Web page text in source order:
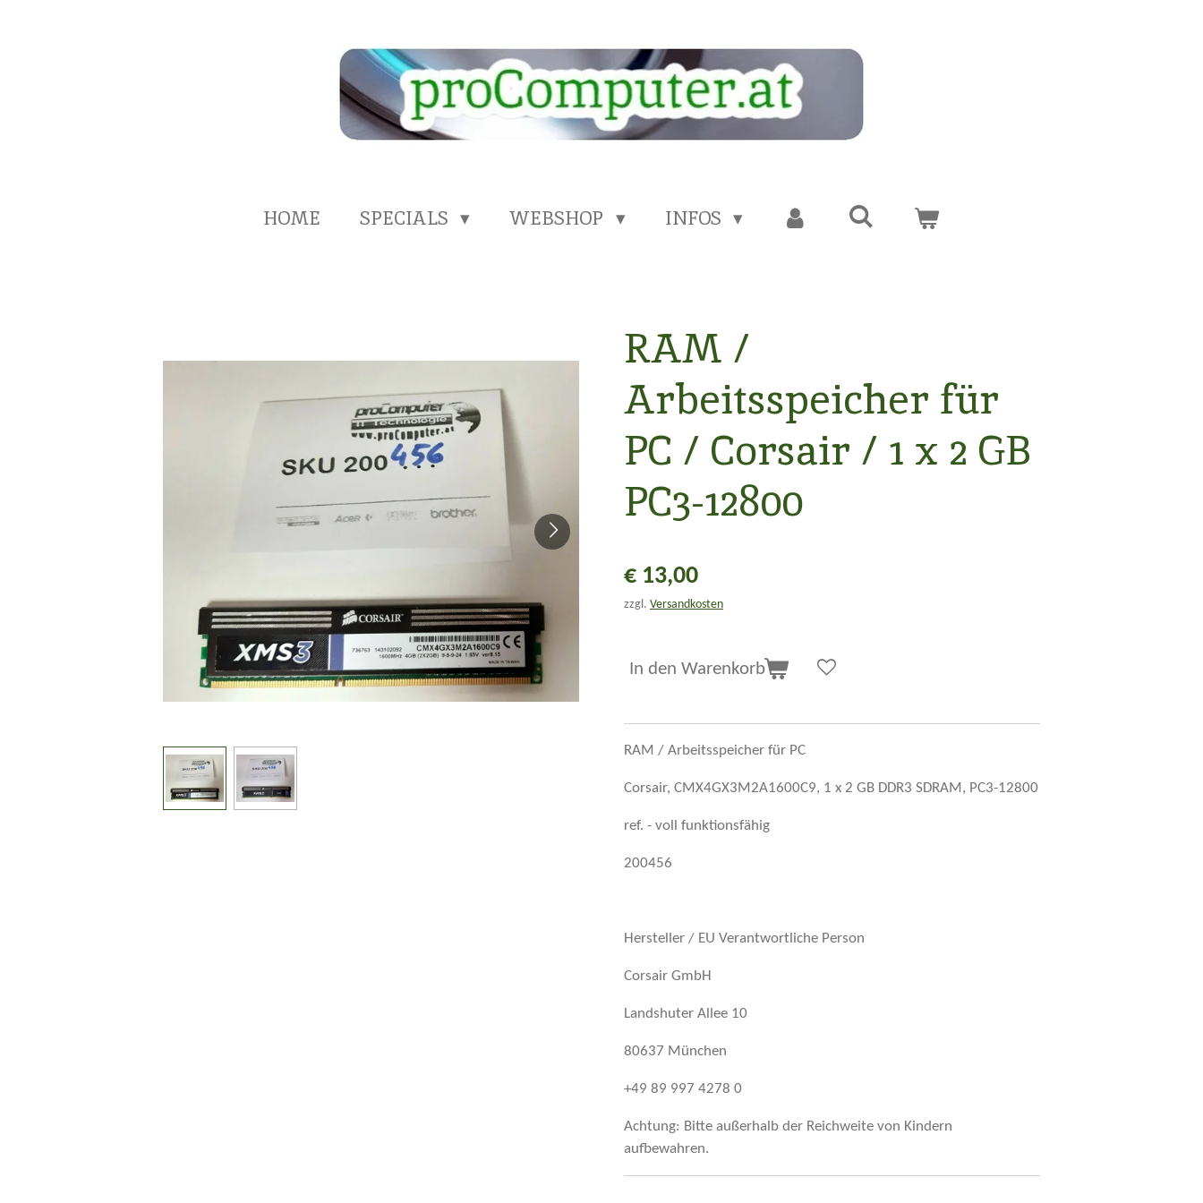
HOME SPECIALS WEBSHOP INFOS
RAM /
Arbeitsspeicher für
PC / Corsair / 1 x 2 GB
PC3-12800
€ 13,00
zzgl. Versandkosten
In den Warenkorb
RAM / Arbeitsspeicher für PC
Corsair, CMX4GX3M2A1600C9, 1 x 2 GB DDR3 SDRAM, PC3-12800
ref. - voll funktionsfähig
200456
Hersteller / EU Verantwortliche Person
Corsair GmbH
Landshuter Allee 10
80637 München
+49 89 997 4278 0
Achtung: Bitte außerhalb der Reichweite von Kindern
aufbewahren.